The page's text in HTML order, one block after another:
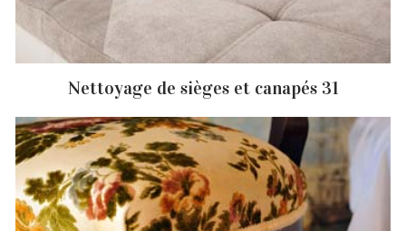
Nettoyage de sièges et canapés 31